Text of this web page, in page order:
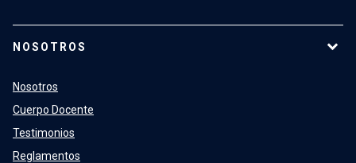
NOSOTROS
Nosotros
Cuerpo Docente
Testimonios
Reglamentos